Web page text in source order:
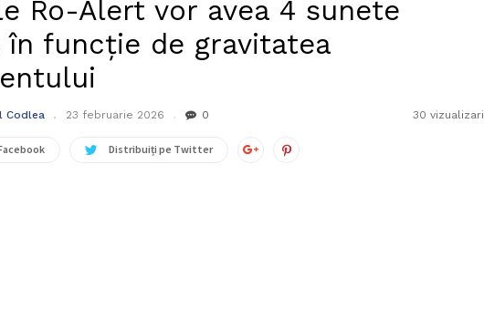
Ro-Alert vor avea 4 sunete
funcție de gravitatea
Codlea 23 februarie 2026 0 30 vizualizari
Distribuiți pe Twitter